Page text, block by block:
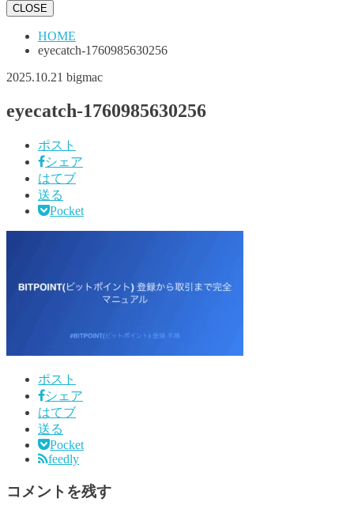
CLOSE
HOME
eyecatch-1760985630256
2025.10.21 bigmac
eyecatch-1760985630256
ポスト
シェア
はてブ
送る
Pocket
ポスト
シェア
はてブ
送る
Pocket
feedly
コメントを残す